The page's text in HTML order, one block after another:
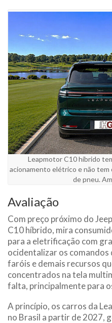
Leapmotor C10 híbrido
acionamento elétrico e não tem
de pneu.
Avaliação
Com preço próximo do
C10híbrido, mira
para a eletrificação com
ocidentalizar os
faróis e demais recursos
concentrados na tela
falta, principalmente para
A princípio, os carros da
no Brasil a partir de 2027,